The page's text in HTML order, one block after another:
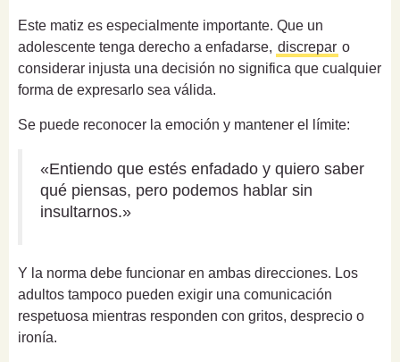
Este matiz es especialmente importante. Que un
adolescente tenga derecho a enfadarse, discrepar o
considerar injusta una decisión no significa que cualquier
forma de expresarlo sea válida.
Se puede reconocer la emoción y mantener el límite:
«Entiendo que estés enfadado y quiero saber
qué piensas, pero podemos hablar sin
insultarnos.»
Y la norma debe funcionar en ambas direcciones. Los
adultos tampoco pueden exigir una comunicación
respetuosa mientras responden con gritos, desprecio o
ironía.